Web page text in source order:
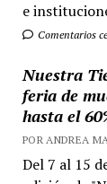
e
Comentarios
Nuestra
feria de
hasta el
POR ANDREA
Del 7 al 15